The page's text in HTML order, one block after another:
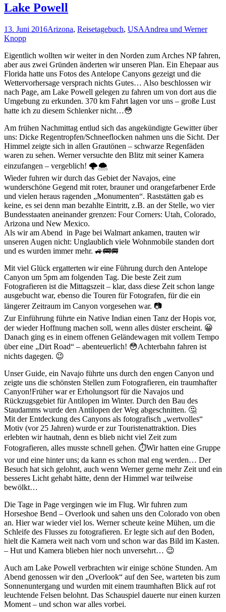
Lake Powell
13. Juni 2016Arizona, Reisetagebuch, USAAndrea und Werner
Knopp
Eigentlich wollten wir weiter in den Norden zum Arches NP fahren,
aber aus zwei Gründen änderten wir unseren Plan. Ein Ehepaar aus
Florida hatte uns Fotos des Antelope Canyons gezeigt und die
Wettervorhersage versprach nichts Gutes… Also beschlossen wir
nach Page, am Lake Powell gelegen zu fahren um von dort aus die
Umgebung zu erkunden. 370 km Fahrt lagen vor uns – große Lust
hatte ich zu diesem Schlenker nicht…😳
Am frühen Nachmittag entlud sich das angekündigte Gewitter über
uns: Dicke Regentropfen/Schneeflocken nahmen uns die Sicht. Der
Himmel zeigte sich in allen Grautönen – schwarze Regenfäden
waren zu sehen. Werner versuchte den Blitz mit seiner Kamera
einzufangen – vergeblich! 🌩🌨
Wieder fuhren wir durch das Gebiet der Navajos, eine
wunderschöne Gegend mit roter, brauner und orangefarbener Erde
und vielen heraus ragenden „Monumenten“. Raststätten gab es
keine, es sei denn man bezahlte Eintritt, z.B. an der Stelle, wo vier
Bundesstaaten aneinander grenzen: Four Corners: Utah, Colorado,
Arizona und New Mexico.
Als wir am Abend in Page bei Walmart ankamen, trauten wir
unseren Augen nicht: Unglaublich viele Wohnmobile standen dort
und es wurden immer mehr. 🚙🚌🚐
Mit viel Glück ergatterten wir eine Führung durch den Antelope
Canyon um 5pm am folgenden Tag. Die beste Zeit zum
Fotografieren ist die Mittagszeit – klar, dass diese Zeit schon lange
ausgebucht war, ebenso die Touren für Fotografen, für die ein
längerer Zeitraum im Canyon vorgesehen war. 📷
Zur Einführung führte ein Native Indian einen Tanz der Hopis vor,
der wieder Hoffnung machen soll, wenn alles düster erscheint. 😀
Danach ging es in einem offenen Geländewagen mit vollem Tempo
über eine „Dirt Road“ – abenteuerlich! 😳Achterbahn fahren ist
nichts dagegen. 😉
Unser Guide, ein Navajo führte uns durch den engen Canyon und
zeigte uns die schönsten Stellen zum Fotografieren, ein traumhafter
Canyon!Früher war er Erholungsort für die Navajos und
Rückzugsgebiet für Antilopen im Winter. Durch den Bau des
Staudamms wurde den Antilopen der Weg abgeschnitten. 🤔
Mit der Entdeckung des Canyons als fotografisch „wertvolles“
Motiv (vor 25 Jahren) wurde er zur Touristenattraktion. Dies
erlebten wir hautnah, denn es blieb nicht viel Zeit zum
Fotografieren, alles musste schnell gehen. ⏱Wir hatten eine Gruppe
vor und eine hinter uns; da kann es schon mal eng werden… Der
Besuch hat sich gelohnt, auch wenn Werner gerne mehr Zeit und ein
besseres Licht gehabt hätte, denn der Himmel war teilweise
bewölkt…
Die Tage in Page vergingen wie im Flug. Wir fuhren zum
Horseshoe Bend – Overlook und sahen uns den Colorado von oben
an. Hier war wieder viel los. Werner scheute keine Mühen, um die
Schleife des Flusses zu fotografieren. Er legte sich auf den Boden,
hielt die Kamera weit nach vorn und schon war das Bild im Kasten.
– Hut und Kamera blieben hier noch unversehrt… 😉
Auch am Lake Powell verbrachten wir einige schöne Stunden. Am
Abend genossen wir den „Overlook“ auf den See, warteten bis zum
Sonnenuntergang und wurden mit einem traumhaften Blick auf rot
leuchtende Felsen belohnt. Das Schauspiel dauerte nur einen kurzen
Moment – und schon war alles vorbei.